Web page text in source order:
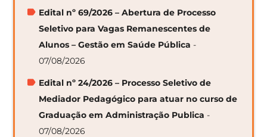
Edital nº 69/2026 – Abertura de Processo
Seletivo para Vagas Remanescentes de
Alunos – Gestão em Saúde Pública -
07/08/2026
Edital nº 24/2026 – Processo Seletivo de
Mediador Pedagógico para atuar no curso de
Graduação em Administração Publica -
07/08/2026